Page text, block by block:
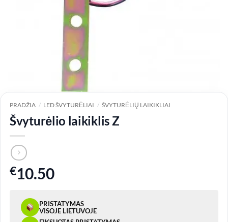
PRADŽIA / LED ŠVYTURĖLIAI / ŠVYTURĖLIŲ LAIKIKLIAI
Švyturėlio laikiklis Z
€10.50
PRISTATYMAS
VISOJE LIETUVOJE